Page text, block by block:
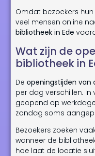
Omdat bezoekers
veel mensen online
bibliotheek in Ede
Wat zijn de
bibliotheek in
Deopeningstijden van
per dag verschillen.
geopend op
zondag soms
Bezoekers zoeken
wanneer de
hoe laat de locatie